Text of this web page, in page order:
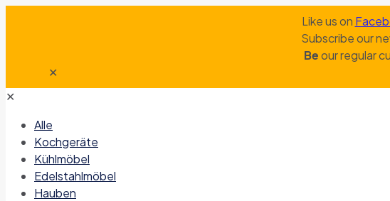
Like us on
Subscribe our
Beour regular
✕
✕
Alle
Kochgeräte
Kühlmöbel
Edelstahlmöbel
Hauben